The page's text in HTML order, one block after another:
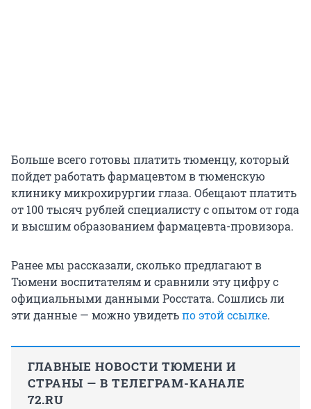
Больше всего готовы платить тюменцу, который
пойдет работать фармацевтом в тюменскую
клинику микрохирургии глаза. Обещают платить
от 100 тысяч рублей специалисту с опытом от года
и высшим образованием фармацевта-провизора.
Ранее мы рассказали, сколько предлагают в
Тюмени воспитателям и сравнили эту цифру с
официальными данными Росстата. Сошлись ли
эти данные — можно увидетьпо этой ссылке.
ГЛАВНЫЕ НОВОСТИ ТЮМЕНИ И
СТРАНЫ — В ТЕЛЕГРАМ-КАНАЛЕ
72.RU